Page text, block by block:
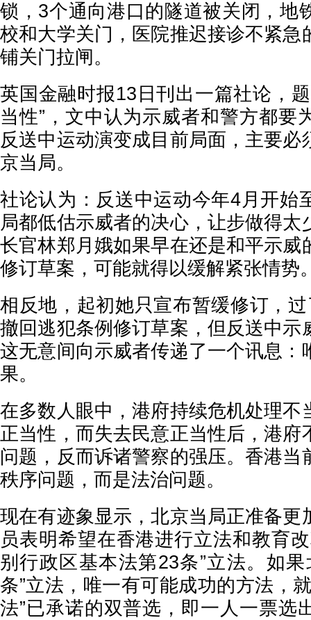
锁，3个通向港口的隧道被关闭，地
校和大学关门，医院推迟接诊不紧急
铺关门拉闸。
英国金融时报13日刊出一篇社论，
当性”，文中认为示威者和警方都要
反送中运动演变成目前局面，主要必
京当局。
社论认为：反送中运动今年4月开始
局都低估示威者的决心，让步做得太
长官林郑月娥如果早在还是和平示威
修订草案，可能就得以缓解紧张情势
相反地，起初她只宣布暂缓修订，
撤回逃犯条例修订草案，但反送中示
这无意间向示威者传递了一个讯息：
果。
在多数人眼中，港府持续危机处理不
正当性，而失去民意正当性后，港府
问题，反而诉诸警察的强压。香港当
秩序问题，而是法治问题。
现在有迹象显示，北京当局正准备更
员表明希望在香港进行立法和教育
别行政区基本法第23条”立法。如
条”立法，唯一有可能成功的方法，
法”已承诺的双普选，即一人一票选